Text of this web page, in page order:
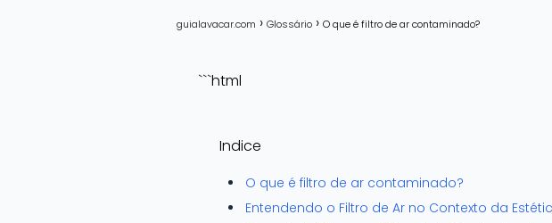
guialavacar.com Glossário O que é filtro de ar contaminado?
```html
Indice
O que é filtro de ar contaminado?
Entendendo o Filtro de Ar no Contexto da